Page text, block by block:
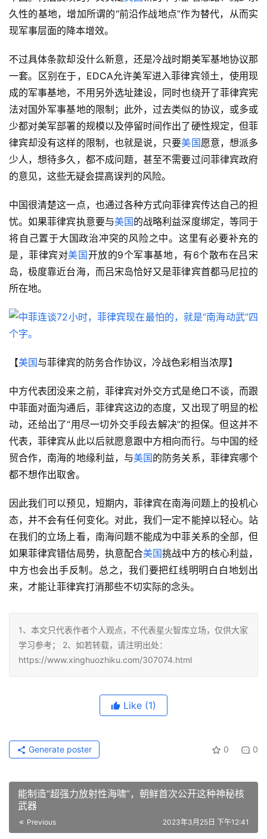
久性的基地，增加所谓的“前沿作战地点”作为替代，从而实
现军事层面的降本增效。
不过具体条款却没什么新意，还是冷战时期美军基地协议那
一套。区别在于，EDCA允许美军进入菲律宾领土，使用现
成的军事基地，不用另外选址建设，同时也绕开了菲律宾宪
法对国外军事基地的限制；此外，过去类似的协议，或多或
少都对美军部署的规模以及停留时间作出了硬性规定，但菲
律宾却没有这样的限制，也就是说，只要美国愿意，想派多
少人，想待多久，都不成问题，甚至不需要过问菲律宾政府
的意见，这些无疑会提高误判的风险。
中国很清楚这一点，也通过各种方式向菲律宾传达自己的担
忧。如果菲律宾执意要与美国的战略利益深度绑定，等同于
将自己置于大国政治冲突的风险之中。这里有必要补充的
是，菲律宾对美国开放的9个军事基地，有6个散布在吕宋
岛，极度靠近台海，而吕宋岛恰好又是菲律宾首都马尼拉的
所在地。
【美国与菲律宾的防务合作协议，冷战色彩相当浓厚】
中方代表团没来之前，菲律宾对外交方式是绝口不谈，而跟
中菲面对面沟通后，菲律宾这边的态度，又出现了明显的松
动，还给出了“用尽一切外交手段去解决”的担保。但这并不
代表，菲律宾从此以后就愿意跟中方相向而行。与中国的经
贸合作，南海的地缘利益，与美国的防务关系，菲律宾哪个
都不想作出取舍。
因此我们可以预见，短期内，菲律宾在南海问题上的投机心
态，并不会有任何变化。对此，我们一定不能掉以轻心。站
在我们的立场上看，南海问题不能成为中菲关系的全部，但
如果菲律宾错估局势，执意配合美国挑战中方的核心利益，
中方也会出手反制。总之，我们要把红线明明白白地划出
来，才能让菲律宾打消那些不切实际的念头。
1、本文只代表作者个人观点，不代表星火智库立场，仅供大家
学习参考； 2、如若转载，请注明出处：
https://www.xinghuozhiku.com/307074.html
Like (1)
0 0
Generate poster
能制造“超强力放射性海啸”，朝鲜首次公开这种神秘核
武器
Previous 2023年3月25日 下午12:41